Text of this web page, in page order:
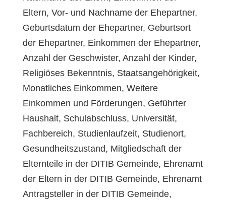
Eltern, Vor- und Nachname der Ehepartner,
Geburtsdatum der Ehepartner, Geburtsort
der Ehepartner, Einkommen der Ehepartner,
Anzahl der Geschwister, Anzahl der Kinder,
Religiöses Bekenntnis, Staatsangehörigkeit,
Monatliches Einkommen, Weitere
Einkommen und Förderungen, Geführter
Haushalt, Schulabschluss, Universität,
Fachbereich, Studienlaufzeit, Studienort,
Gesundheitszustand, Mitgliedschaft der
Elternteile in der DITIB Gemeinde, Ehrenamt
der Eltern in der DITIB Gemeinde, Ehrenamt
Antragsteller in der DITIB Gemeinde,